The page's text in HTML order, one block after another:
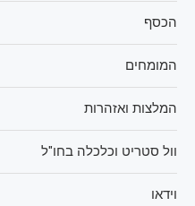
הכסף
המומחים
המלצות ואזהרות
וול סטריט וכלכלה בחו"ל
וידאו